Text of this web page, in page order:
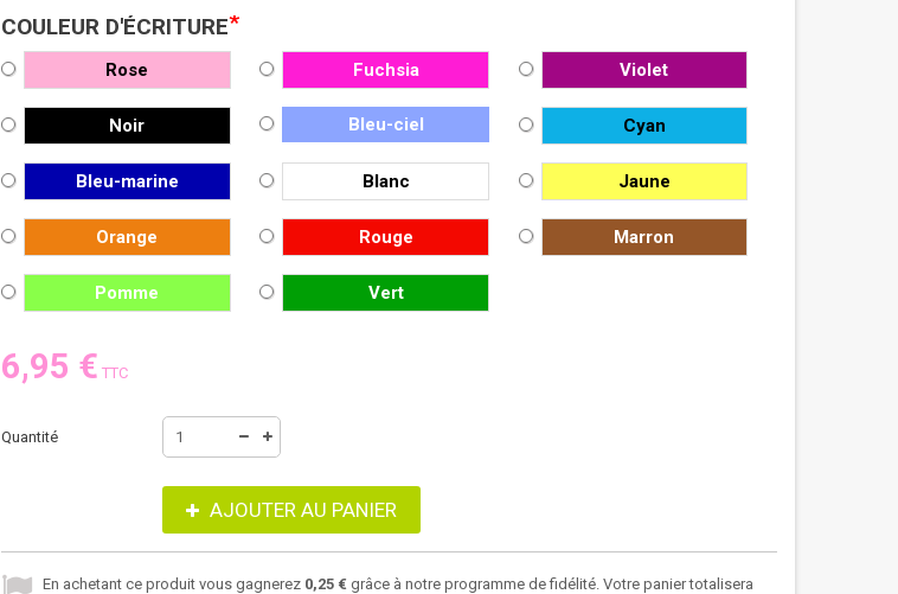
COULEUR D'ÉCRITURE*
Rose Fuchsia Violet
Noir Bleu-ciel Cyan
Bleu-marine Blanc Jaune
Orange Rouge Marron
Pomme Vert
6,95 € TTC
Quantité
AJOUTER AU PANIER
En achetant ce produit vous gagnerez 0,25 € grâce à notre programme de fidélité. Votre panier totalisera